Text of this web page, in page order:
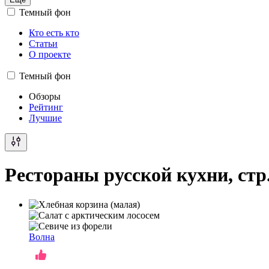
Темный фон
Кто есть кто
Статьи
О проекте
Темный фон
Обзоры
Рейтинг
Лучшие
Рестораны русской кухни,
Волна